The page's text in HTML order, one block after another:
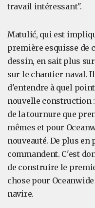
travail intéressant".
Matulić, qui est
première esquisse de
dessin, en sait plus
sur le chantier naval.
d'entendre à quel
nouvelle construction
de la tournure que
mêmes et pour
nouveauté. De plus
commandent. C'est
de construire le
chose pour
navire.